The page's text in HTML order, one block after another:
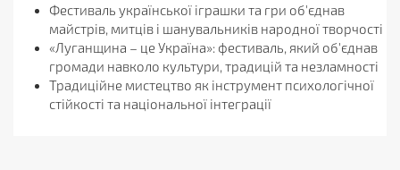
Фестиваль української іграшки та гри об'єднав
майстрів, митців і шанувальників народної творчості
«Луганщина – це Україна»: фестиваль, який об'єднав
громади навколо культури, традицій та незламності
Традиційне мистецтво як інструмент психологічної
стійкості та національної інтеграції